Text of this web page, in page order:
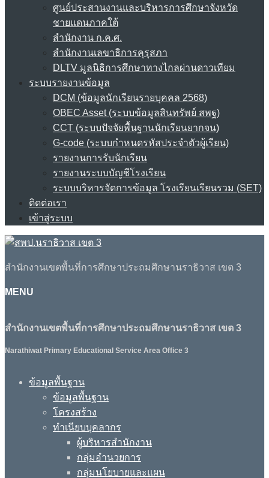
ศูนย์ประสานงานและบริหารการศึกษาจังหวัด
ชายแดนภาคใต้
สำนักงาน ก.ค.ศ.
สำนักงานเลขาธิการคุรุสภา
DLTV มูลนิธิการศึกษาทางไกลผ่านดาวเทียม
ระบบรายงานข้อมูล
DCM (ข้อมูลนักเรียนรายบุคคล 2568)
OBEC Asset (ระบบข้อมูลสินทรัพย์ สพฐ)
CCT (ระบบปัจจัยพื้นฐานนักเรียนยากจน)
G-code (ระบบกำหนดรหัสประจำตัวผู้เรียน)
รายงานการรับนักเรียน
รายงานระบบบัญชีโรงเรียน
ระบบบริหารจัดการข้อมูล โรงเรียนเรียนรวม (SET)
ติดต่อเรา
เข้าสู่ระบบ
สำนักงานเขตพื้นที่การศึกษาประถมศึกษานราธิวาส เขต 3
MENU
สำนักงานเขตพื้นที่การศึกษาประถมศึกษานราธิวาส เขต 3
Narathiwat Primary Educational Service Area Office 3
ข้อมูลพื้นฐาน
ข้อมูลพื้นฐาน
โครงสร้าง
ทำเนียบบุคลากร
ผู้บริหารสำนักงาน
กลุ่มอำนวยการ
กลุ่มนโยบายและแผน